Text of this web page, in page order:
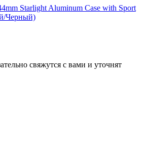
Starlight Aluminum Case with Sport
Черный)
свяжутся с вами и уточнят